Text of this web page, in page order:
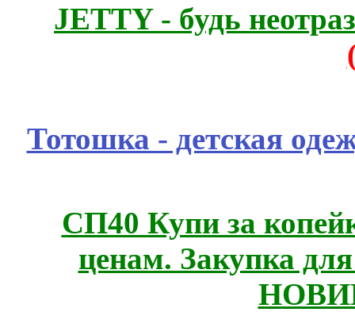
JETTY - будь
Тотошка - детская
СП40 Купи за
ценам. Закупка